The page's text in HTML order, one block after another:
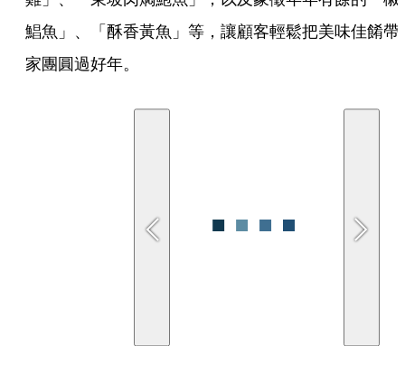
鯧魚」、「酥香黃魚」等，讓顧客輕鬆把美味佳餚帶
家團圓過好年。